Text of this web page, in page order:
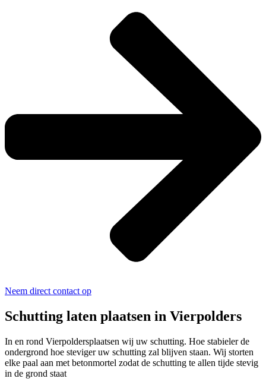
Neem direct contact op
Schutting laten plaatsen in Vierpolders
In en rond Vierpoldersplaatsen wij uw schutting. Hoe stabieler de
ondergrond hoe steviger uw schutting zal blijven staan. Wij storten
elke paal aan met betonmortel zodat de schutting te allen tijde stevig
in de grond staat